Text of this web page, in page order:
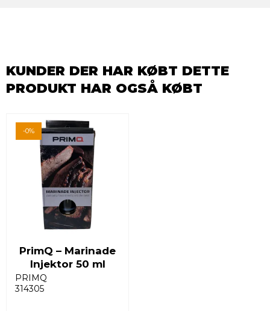
KUNDER DER HAR KØBT DETTE
PRODUKT HAR OGSÅ KØBT
-0%
PrimQ – Marinade
Injektor 50 ml
PRIMQ
314305